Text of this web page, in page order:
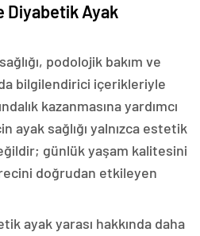
Diyabetik Ayak
podolojik bakım ve
bilgilendirici içerikleriyle
kazanmasına yardımcı
ayak sağlığı yalnızca estetik
günlük yaşam kalitesini
doğrudan etkileyen
ayak yarası hakkında daha